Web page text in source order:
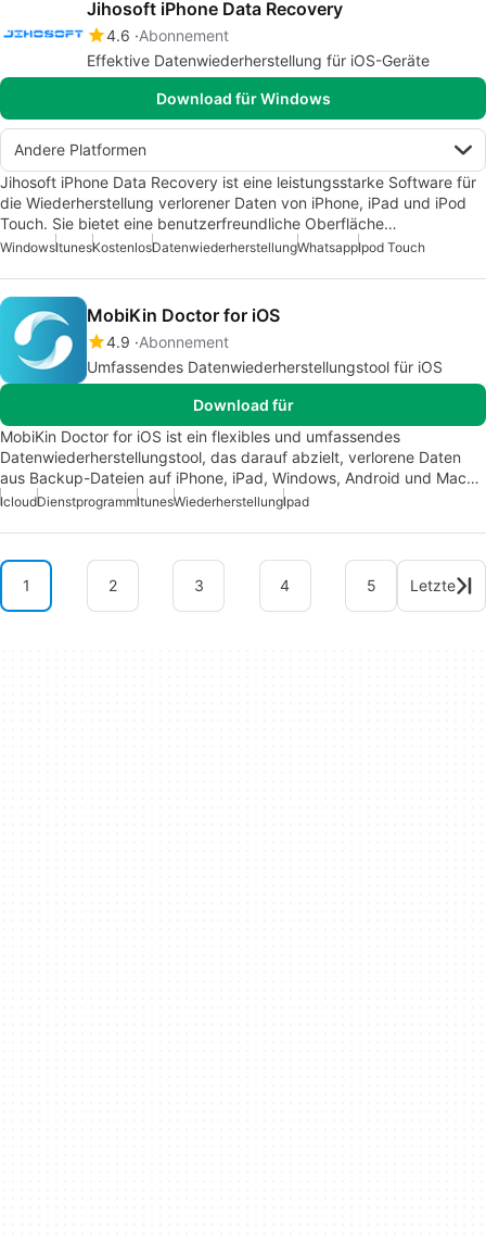
Jihosoft iPhone Data Recovery
4.6 Abonnement
Effektive Datenwiederherstellung für iOS-Geräte
Download für Windows
Andere Platformen
Jihosoft iPhone Data Recovery ist eine leistungsstarke Software für
die Wiederherstellung verlorener Daten von iPhone, iPad und iPod
Touch. Sie bietet eine benutzerfreundliche Oberfläche…
WindowsItunesKostenlosDatenwiederherstellungWhatsappIpod Touch
MobiKin Doctor for iOS
4.9 Abonnement
Umfassendes Datenwiederherstellungstool für iOS
Download für
MobiKin Doctor for iOS ist ein flexibles und umfassendes
Datenwiederherstellungstool, das darauf abzielt, verlorene Daten
aus Backup-Dateien auf iPhone, iPad, Windows, Android und Mac…
IcloudDienstprogrammItunesWiederherstellungIpad
1 2 3 4 5 Letzte